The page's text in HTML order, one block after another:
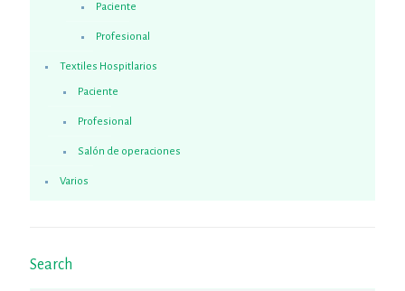
Paciente
Profesional
Textiles Hospitlarios
Paciente
Profesional
Salón de operaciones
Varios
Search